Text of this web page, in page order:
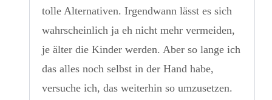
tolle Alternativen. Irgendwann lässt es sich
wahrscheinlich ja eh nicht mehr vermeiden,
je älter die Kinder werden. Aber so lange ich
das alles noch selbst in der Hand habe,
versuche ich, das weiterhin so umzusetzen.